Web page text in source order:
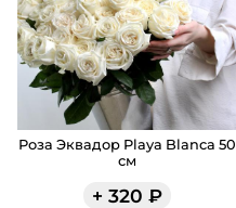
Роза Эквадор Playa Blanca 50
см
+ 320 ₽